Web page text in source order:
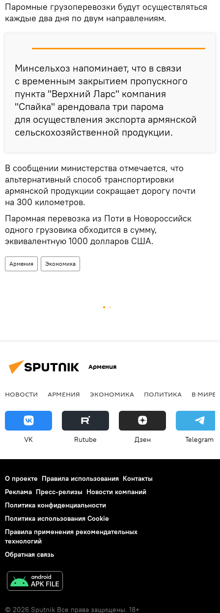
Паромные грузоперевозки будут осуществляться
каждые два дня по двум направлениям.
Минсельхоз напоминает, что в связи
с временным закрытием пропускного
пункта "Верхний Ларс" компания
"Спайка" арендовала три парома
для осуществления экспорта армянской
сельскохозяйственной продукции.
В сообщении министерства отмечается, что
альтернативный способ транспортировки
армянской продукции сокращает дорогу почти
на 300 километров.
Паромная перевозка из Поти в Новороссийск
одного грузовика обходится в сумму,
эквивалентную 1000 долларов США.
Армения Экономика
Армения
НОВОСТИ АРМЕНИЯ ЭКОНОМИКА ПОЛИТИКА В МИРЕ
VK Rutube Дзен Telegram
О проекте Правила использования Контакты
Реклама Пресс-релизы Новости компаний
Политика конфиденциальности
Политика использования Cookie
Правила применения рекомендательных
технологий
Обратная связь
© 2026 Sputnik Все права защищены. 18+